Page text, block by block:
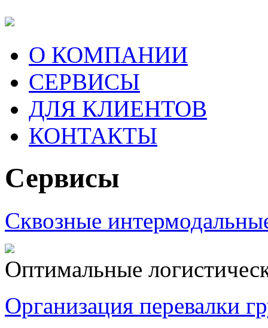
О КОМПАНИИ
СЕРВИСЫ
ДЛЯ КЛИЕНТОВ
КОНТАКТЫ
Сервисы
Сквозные
Оптимальные
Организация перевалки